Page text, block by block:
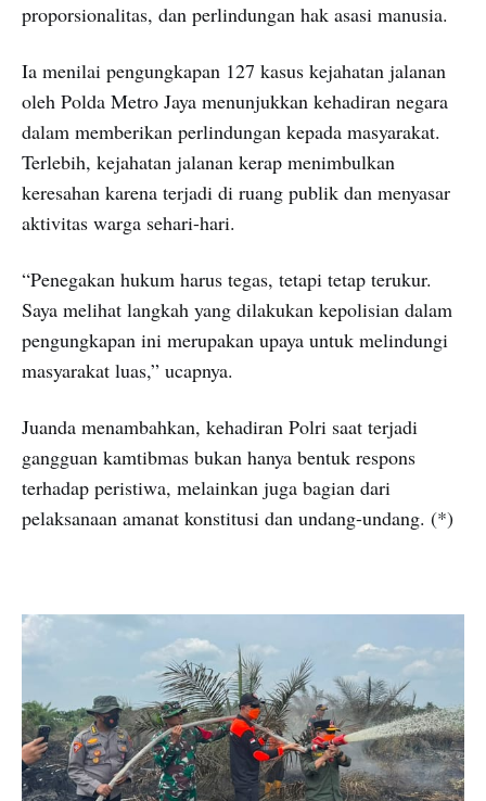
proporsionalitas, dan perlindungan hak asasi manusia.
Ia menilai pengungkapan 127 kasus kejahatan jalanan
oleh Polda Metro Jaya menunjukkan kehadiran negara
dalam memberikan perlindungan kepada masyarakat.
Terlebih, kejahatan jalanan kerap menimbulkan
keresahan karena terjadi di ruang publik dan menyasar
aktivitas warga sehari-hari.
“Penegakan hukum harus tegas, tetapi tetap terukur.
Saya melihat langkah yang dilakukan kepolisian dalam
pengungkapan ini merupakan upaya untuk melindungi
masyarakat luas,” ucapnya.
Juanda menambahkan, kehadiran Polri saat terjadi
gangguan kamtibmas bukan hanya bentuk respons
terhadap peristiwa, melainkan juga bagian dari
pelaksanaan amanat konstitusi dan undang-undang. (*)